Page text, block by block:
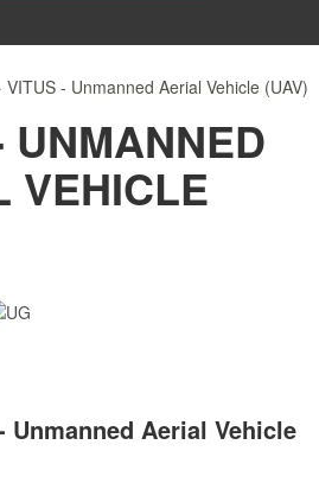
VITUS - Unmanned Aerial Vehicle (UAV)
UNMANNED
VEHICLE
Unmanned Aerial Vehicle